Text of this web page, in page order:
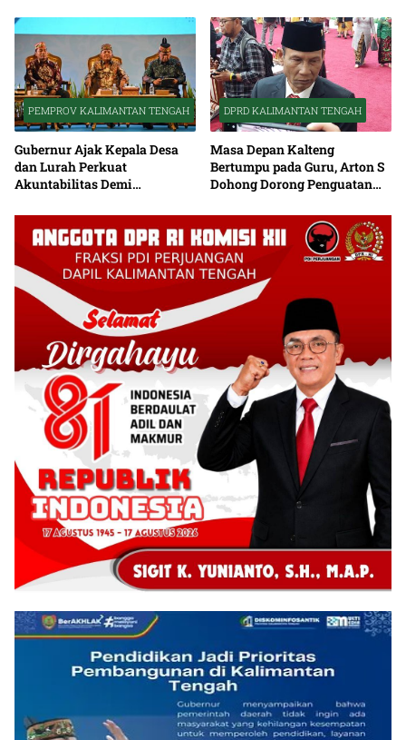
PEMPROV KALIMANTAN TENGAH
Gubernur Ajak Kepala Desa
dan Lurah Perkuat
Akuntabilitas Demi
Kalteng
DPRD KALIMANTAN TENGAH
Masa Depan Kalteng
Bertumpu pada Guru, Arton S
Dohong Dorong Penguatan